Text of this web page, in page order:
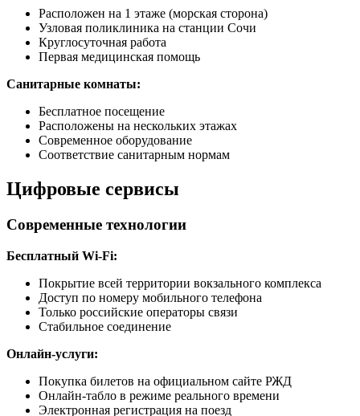
Расположен на 1 этаже (морская сторона)
Узловая поликлиника на станции Сочи
Круглосуточная работа
Первая медицинская помощь
Санитарные комнаты:
Бесплатное посещение
Расположены на нескольких этажах
Современное оборудование
Соответствие санитарным нормам
Цифровые сервисы
Современные технологии
Бесплатный Wi-Fi:
Покрытие всей территории вокзального комплекса
Доступ по номеру мобильного телефона
Только российские операторы связи
Стабильное соединение
Онлайн-услуги:
Покупка билетов на официальном сайте РЖД
Онлайн-табло в режиме реального времени
Электронная регистрация на поезд